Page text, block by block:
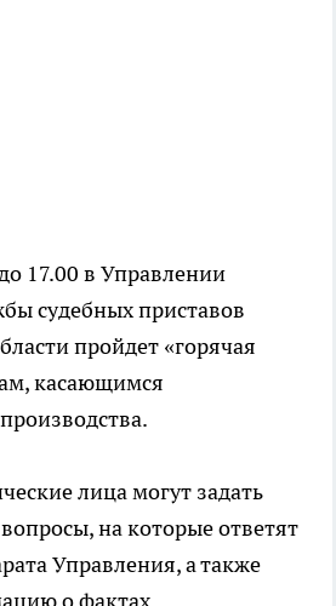
17.00 в Управлении
судебных приставов
пройдет «горячая
касающимся
лица могут задать
на которые ответят
Управления, а также
о фактах